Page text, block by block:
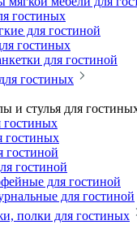
гостиных
для гостиной
гостиных
для гостиной
гостиных
и стулья для
гостиных
гостиных
гостиной
гостиной
для гостиной
для гостиной
полки для гостиных